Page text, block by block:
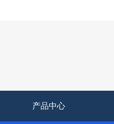
产品中心